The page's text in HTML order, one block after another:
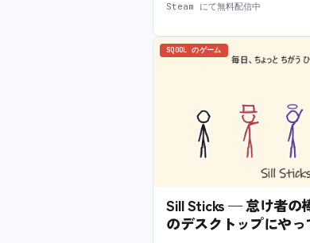
Steam にて無料配信中
SQOOL のゲーム
Sill Sticks — 怠け者の
のデスクトップにやっ